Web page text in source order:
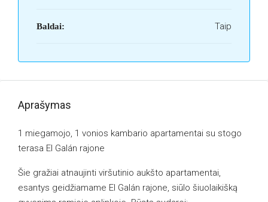
Baldai: Taip
Aprašymas
1 miegamojo, 1 vonios kambario apartamentai su stogo
terasa El Galán rajone
Šie gražiai atnaujinti viršutinio aukšto apartamentai,
esantys geidžiamame El Galán rajone, siūlo šiuolaikišką